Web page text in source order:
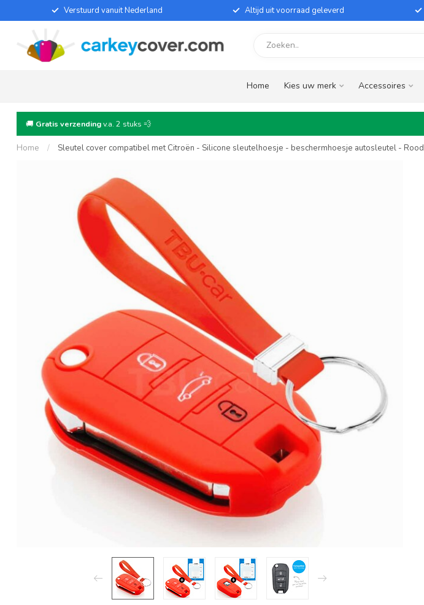
Verstuurd vanuit Nederland Altijd uit voorraad geleverd
Home Kies uw merk Accessoires
🚚 Gratis verzendingv.a. 2 stuks 💨
Home / Sleutel cover compatibel met Citroën - Silicone sleutelhoesje - beschermhoesje autosleutel - Rood